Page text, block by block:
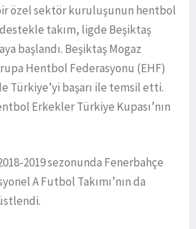
özel sektör kuruluşunun hentbol
takım, ligde Beşiktaş
başlandı. Beşiktaş Mogaz
Hentbol Federasyonu (EHF)
Türkiye’yi başarı ile temsil etti.
Erkekler Türkiye Kupası’nın
2019 sezonunda Fenerbahçe
A Futbol Takımı’nın da